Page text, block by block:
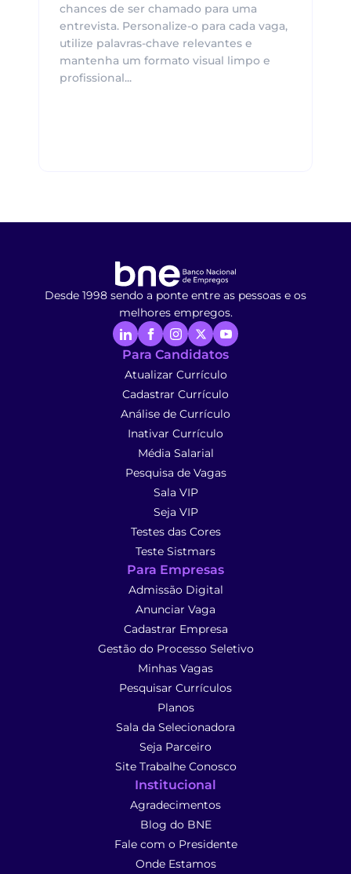
chances de ser chamado para uma
entrevista. Personalize-o para cada vaga,
utilize palavras-chave relevantes e
mantenha um formato visual limpo e
profissional...
Desde 1998 sendo a ponte entre as pessoas e os
melhores empregos.
Para Candidatos
Atualizar Currículo
Cadastrar Currículo
Análise de Currículo
Inativar Currículo
Média Salarial
Pesquisa de Vagas
Sala VIP
Seja VIP
Testes das Cores
Teste Sistmars
Para Empresas
Admissão Digital
Anunciar Vaga
Cadastrar Empresa
Gestão do Processo Seletivo
Minhas Vagas
Pesquisar Currículos
Planos
Sala da Selecionadora
Seja Parceiro
Site Trabalhe Conosco
Institucional
Agradecimentos
Blog do BNE
Fale com o Presidente
Onde Estamos